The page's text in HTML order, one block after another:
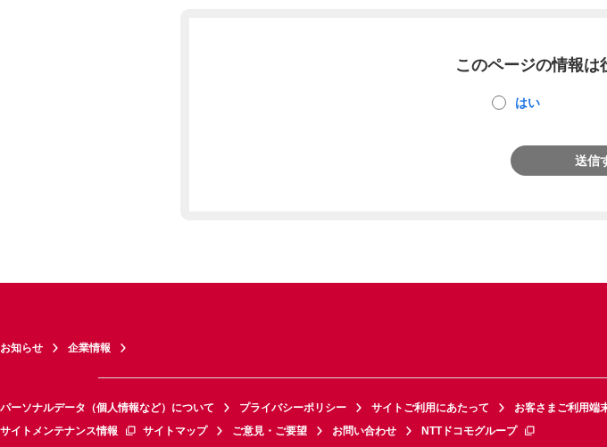
このページの情報は
はい
送信
お知らせ 企業情報
パーソナルデータ（個人情報など）について プライバシーポリシー サイトご利用にあたって お客さまご利用端
サイトメンテナンス情報
サイトマップ ご意見・ご要望 お問い合わせ NTTドコモグループ